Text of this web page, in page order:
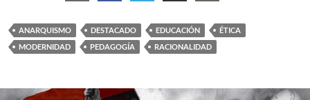
ANARQUISMO DESTACADO EDUCACIÓN
ÉTICA
MODERNIDAD
PEDAGOGÍA RACIONALIDAD